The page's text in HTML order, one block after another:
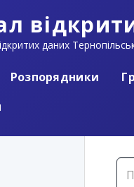
даних
Розпорядники